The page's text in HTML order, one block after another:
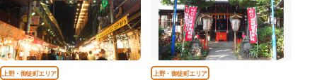
上野・御徒町エリア 上野・御徒町エリア